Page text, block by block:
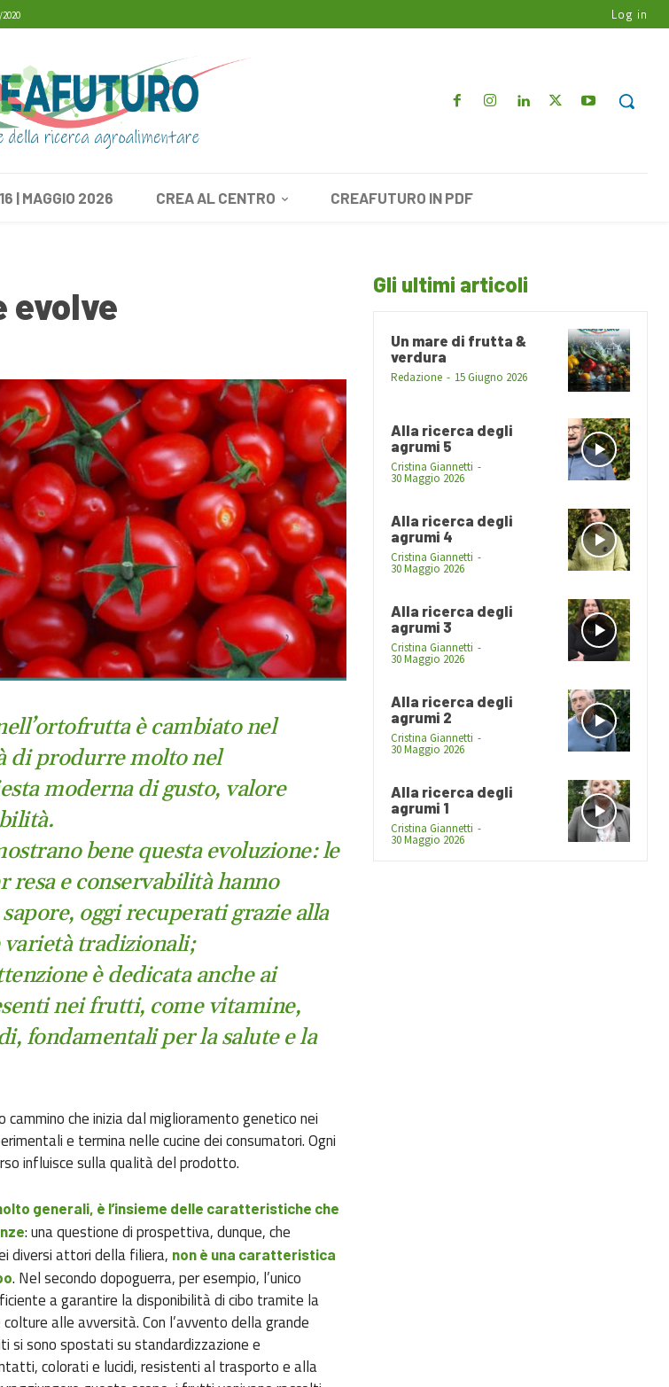
2020 Log in
| MAGGIO 2026 CREA AL CENTRO CREAFUTURO IN PDF
evolve
è cambiato nel
di produrre molto nel
moderna di gusto, valore
bene questa evoluzione: le
resa e conservabilità hanno
oggi recuperati grazie alla
varietà tradizionali;
è dedicata anche ai
nei frutti, come vitamine,
fondamentali per la salute e la
che inizia dal miglioramento genetico nei
e termina nelle cucine dei consumatori. Ogni
influisce sulla qualità del prodotto.
generali, è l’insieme delle caratteristiche che
: una questione di prospettiva, dunque, che
diversi attori della filiera, non è una caratteristica
. Nel secondo dopoguerra, per esempio, l’unico
a garantire la disponibilità di cibo tramite la
alle avversità. Con l’avvento della grande
si sono spostati su standardizzazione e
colorati e lucidi, resistenti al trasporto e alla
Gli ultimi articoli
Un mare di frutta &
verdura
Redazione - 15 Giugno 2026
Alla ricerca degli
agrumi 5
Cristina Giannetti -
30 Maggio 2026
Alla ricerca degli
agrumi 4
Cristina Giannetti -
30 Maggio 2026
Alla ricerca degli
agrumi 3
Cristina Giannetti -
30 Maggio 2026
Alla ricerca degli
agrumi 2
Cristina Giannetti -
30 Maggio 2026
Alla ricerca degli
agrumi 1
Cristina Giannetti -
30 Maggio 2026